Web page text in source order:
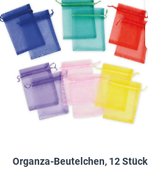
Organza-Beutelchen, 12 Stück